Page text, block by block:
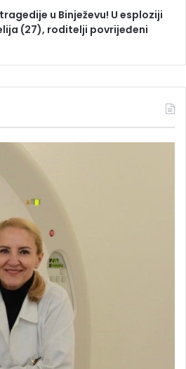
u Binježevu! U esploziji
(27), roditelji povrijeđeni